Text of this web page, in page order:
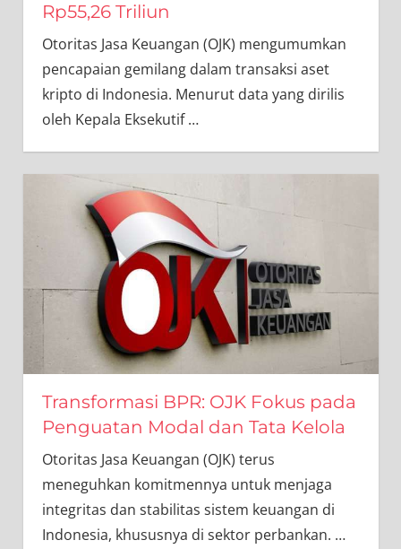
Rp55,26 Triliun
Otoritas Jasa Keuangan (OJK) mengumumkan
pencapaian gemilang dalam transaksi aset
kripto di Indonesia. Menurut data yang dirilis
oleh Kepala Eksekutif…
Transformasi BPR: OJK Fokus pada
Penguatan Modal dan Tata Kelola
Otoritas Jasa Keuangan (OJK) terus
meneguhkan komitmennya untuk menjaga
integritas dan stabilitas sistem keuangan di
Indonesia, khususnya di sektor perbankan. …